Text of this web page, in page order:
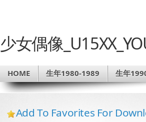
少女偶像
HOME 生年1980-1989 生年
Add To Favorites For